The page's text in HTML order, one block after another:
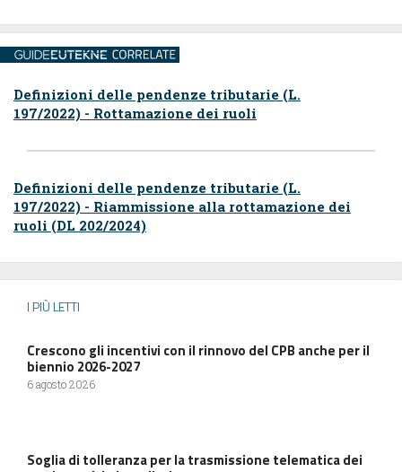
Definizioni delle pendenze tributarie (L.
197/2022) - Rottamazione dei ruoli
Definizioni delle pendenze tributarie (L.
197/2022) - Riammissione alla rottamazione dei
ruoli (DL 202/2024)
I PIÙ LETTI
Crescono gli incentivi con il rinnovo del CPB anche per il
biennio 2026-2027
6 agosto 2026
Soglia di tolleranza per la trasmissione telematica dei